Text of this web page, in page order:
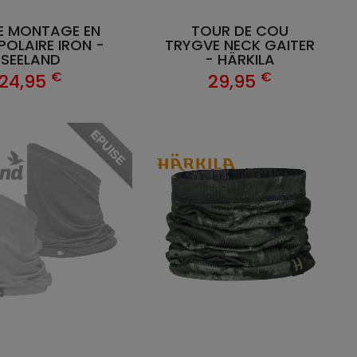
TOUR DE COU
TRYGVE NECK GAITER
- HÄRKILA
29,95 €
MONTAGE EN
IRON -
SEELAND
€
EPUISE